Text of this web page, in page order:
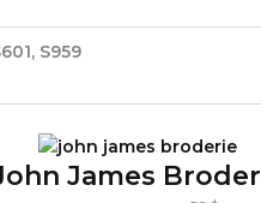
S959
James